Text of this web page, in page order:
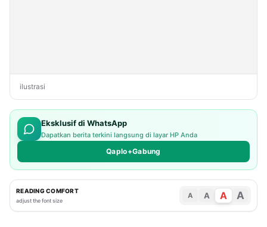
ilustrasi
Eksklusif di WhatsApp
Dapatkan berita terkini langsung di layar HP Anda
Qaplo+Gabung
READING COMFORT
adjust the font size
A A A A